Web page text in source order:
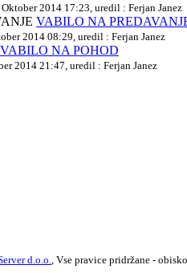
2014 17:23, uredil : Ferjan Janez
VABILO NA
2014 08:29, uredil : Ferjan Janez
VABILO NA POHOD
2014 21:47, uredil : Ferjan Janez
d.o.o., Vse pravice pridržane -